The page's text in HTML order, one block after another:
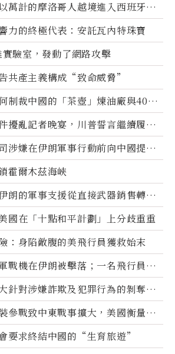
萬計的摩洛哥人越境進入西班牙休
力的終極代表：安託瓦內特珠寶
驗室，發動了網路攻擊
共產主義構成“致命威脅”
制裁中國的「茶壺」煉油廠與40家
擾亂記者晚宴，川普誓言繼續履行
涉嫌在伊朗軍事行動前向中國提供
的衛星影像
霍爾木茲海峽
朗的軍事支援從直接武器銷售轉向
轉讓
國在「十點和平計劃」上分歧重重
：身陷敵腹的美飛行員獲救始末
戰機在伊朗被擊落；一名飛行員失
針對涉嫌詐欺及犯罪行為的剝奪公
參戰致中東戰事擴大，美國衡量地
可能性
要求終結中國的“生育旅遊”